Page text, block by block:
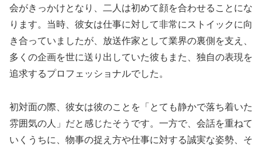
会がきっかけとなり、二人は初めて顔を合わせることにな
ります。当時、彼女は仕事に対して非常にストイックに向
き合っていましたが、放送作家として業界の裏側を支え、
多くの企画を世に送り出していた彼もまた、独自の表現を
追求するプロフェッショナルでした。
初対面の際、彼女は彼のことを「とても静かで落ち着いた
雰囲気の人」だと感じたそうです。一方で、会話を重ねて
いくうちに、物事の捉え方や仕事に対する誠実な姿勢、そ